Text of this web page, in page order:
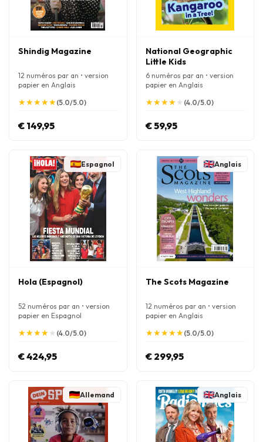
Shindig Magazine
12 numéros par an • version
papier en Anglais
★
★★
★★
★★
★★
★(5.0/5.0)
€ 149,95
National Geographic
Little Kids
6 numéros par an • version
papier en Anglais
★
★★
★★
★★
★★
★ (4.0/5.0)
€ 59,95
Espagnol
Hola (Espagnol)
52 numéros par an • version
papier en Espagnol
★
★★
★★
★★
★★
★ (4.0/5.0)
€ 424,95
Anglais
The Scots Magazine
12 numéros par an • version
papier en Anglais
★
★★
★★
★★
★★
★(5.0/5.0)
€ 299,95
Allemand Anglais